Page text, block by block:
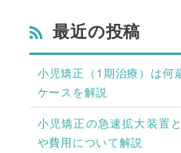
最近の投稿
小児矯正（1期治療）は何
ケースを解説
小児矯正の急速拡大装置
や費用について解説